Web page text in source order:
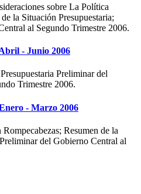
sobre La Política
la Situación Presupuestaria;
al Segundo Trimestre 2006.
- Junio 2006
Preliminar del
Trimestre 2006.
- Marzo 2006
Resumen de la
del Gobierno Central al